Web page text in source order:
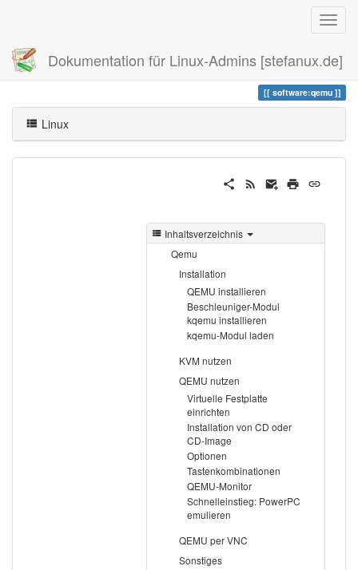
Dokumentation für Linux-Admins [stefanux.de]
Zuletzt angesehen qemu
software:qemu
Linux
Inhaltsverzeichnis
Qemu
Installation
QEMU installieren
Beschleuniger-Modul
kqemu installieren
kqemu-Modul laden
KVM nutzen
QEMU nutzen
Virtuelle Festplatte
einrichten
Installation von CD oder
CD-Image
Optionen
Tastenkombinationen
QEMU-Monitor
Schnelleinstieg: PowerPC
emulieren
QEMU per VNC
Sonstiges